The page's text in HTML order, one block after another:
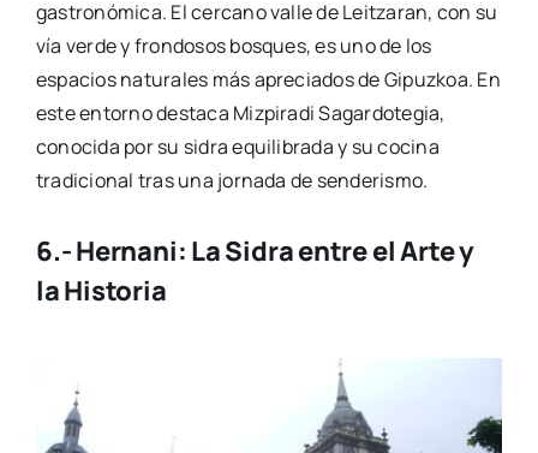
gastronómica. El cercano valle de Leitzaran, con su
vía verde y frondosos bosques, es uno de los
espacios naturales más apreciados de Gipuzkoa. En
este entorno destaca Mizpiradi Sagardotegia,
conocida por su sidra equilibrada y su cocina
tradicional tras una jornada de senderismo.
6.- Hernani: La Sidra entre el Arte y
la Historia